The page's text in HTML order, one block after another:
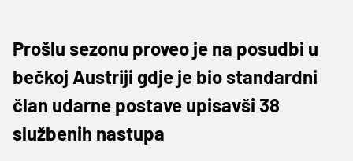
Prošlu sezonu proveo je na posudbi u
bečkoj Austriji gdje je bio standardni
član udarne postave upisavši 38
službenih nastupa